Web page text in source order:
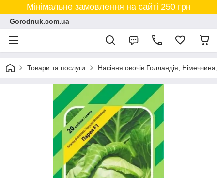
Мінімальне замовлення на сайті 250 грн
Gorodnuk.com.ua
Товари та послуги Насіння овочів Голландія, Німеччина,